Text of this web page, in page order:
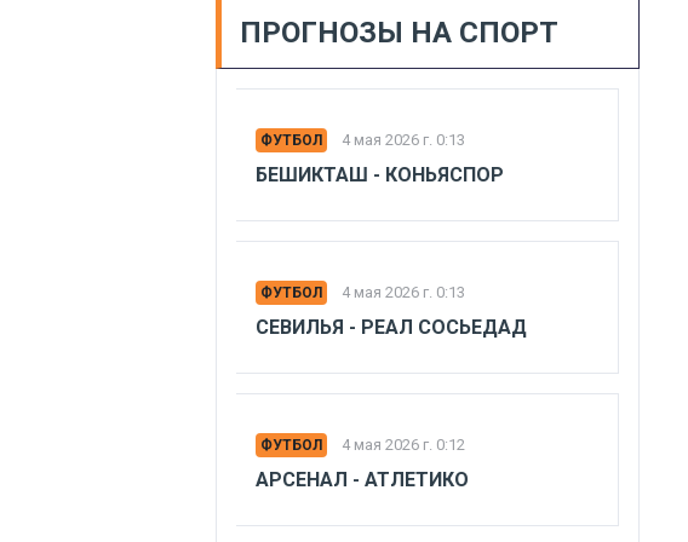
ПРОГНОЗЫ НА СПОРТ
ФУТБОЛ 4 мая 2026 г. 0:13
БЕШИКТАШ - КОНЬЯСПОР
ФУТБОЛ 4 мая 2026 г. 0:13
СЕВИЛЬЯ - РЕАЛ СОСЬЕДАД
ФУТБОЛ 4 мая 2026 г. 0:12
АРСЕНАЛ - АТЛЕТИКО